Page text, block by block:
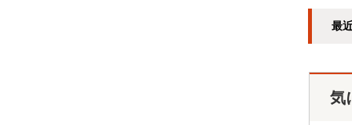
最
気